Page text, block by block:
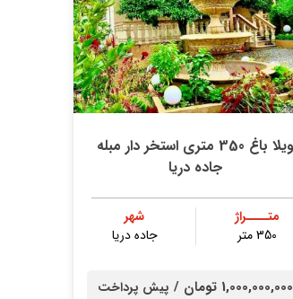
ویلا باغ 350 متری استخر دار مبله
جاده دریا
متــــراژ
350 متر
شهر
جاده دریا
1,000,000,000 تومان / پیش پرداخت